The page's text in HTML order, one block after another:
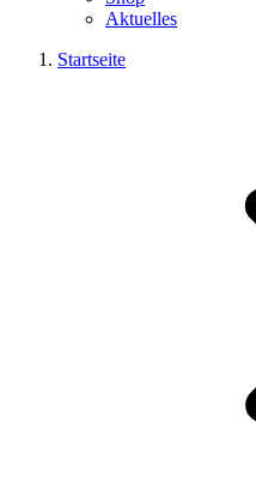
Aktuelles
Startseite